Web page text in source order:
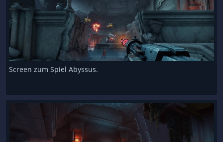
Screen zum Spiel Abyssus.